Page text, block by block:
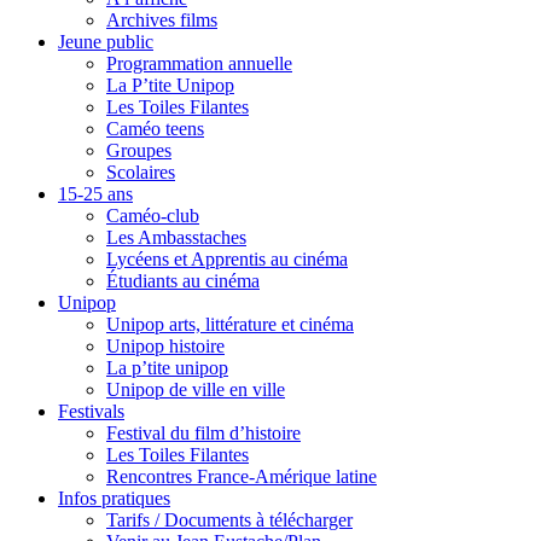
Archives films
Jeune public
Programmation annuelle
La P’tite Unipop
Les Toiles Filantes
Caméo teens
Groupes
Scolaires
15-25 ans
Caméo-club
Les Ambasstaches
Lycéens et Apprentis au cinéma
Étudiants au cinéma
Unipop
Unipop arts, littérature et cinéma
Unipop histoire
La p’tite unipop
Unipop de ville en ville
Festivals
Festival du film d’histoire
Les Toiles Filantes
Rencontres France-Amérique latine
Infos pratiques
Tarifs / Documents à télécharger